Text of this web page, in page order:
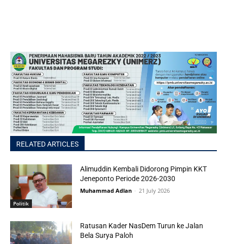
RELATED ARTICLES
Politik
Alimuddin Kembali Didorong Pimpin KKT
Jeneponto Periode 2026-2030
Muhammad Adlan - 21 July 2026
Ratusan Kader NasDem Turun ke Jalan
Bela Surya Paloh